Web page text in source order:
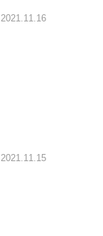
2021.11.16
2021.11.15